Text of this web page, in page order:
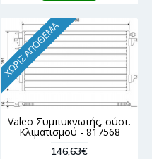
ΧΩΡΊΣ ΑΠΌΘΕΜΑ
Valeo Συμπυκνωτής, σύστ.
Κλιματισμού - 817568
146,63€